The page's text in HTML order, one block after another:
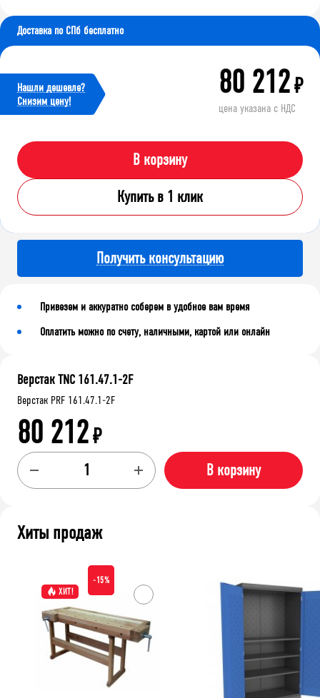
Доставка по СПб бесплатно
Нашли дешевле?
Cнизим цену!
80 212₽
цена указана с НДС
В корзину
Купить в 1 клик
Получить консультацию
Привезем и аккуратно соберем в удобное вам время
Оплатить можно по счету, наличными, картой или онлайн
Верстак TNC 161.47.1-2F
Верстак PRF 161.47.1-2F
80 212₽
В корзину
Хиты продаж
ХИТ!
-15%